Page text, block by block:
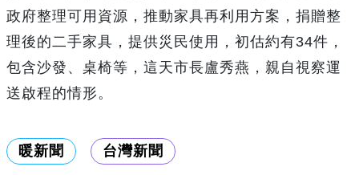
政府整理可用資源，推動家具再利用方案，捐贈整
理後的二手家具，提供災民使用，初估約有34件，
包含沙發、桌椅等，這天市長盧秀燕，親自視察運
送啟程的情形。
暖新聞 台灣新聞